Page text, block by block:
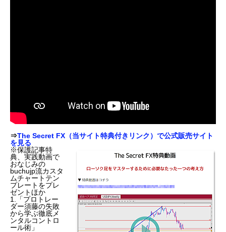
⇒The Secret FX（当サイト特典付きリンク）で公式販売サイト
を見る
※保護記事特
典、実践動画で
おなじみの
buchujp流カスタ
ムチャートテン
プレートをプレ
ゼントほか
1.「プロトレー
ダー須藤の失敗
から学ぶ徹底メ
ンタルコントロ
ール術」